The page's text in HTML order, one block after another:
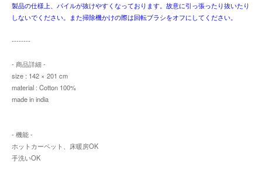
製品の仕様上、パイルが抜けやすくなっております。故意に引っ張ったり抜いたり
しないでください。また掃除機かけの際は回転ブラシをオフにしてください。
--------
- 商品詳細 -
size : 142 × 201 cm
material : Cotton 100%
made in india
- 機能 -
ホットカーペット、床暖房OK
手洗いOK